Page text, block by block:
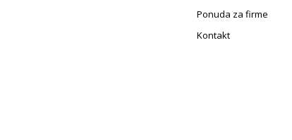
Ponuda za firme
Kontakt